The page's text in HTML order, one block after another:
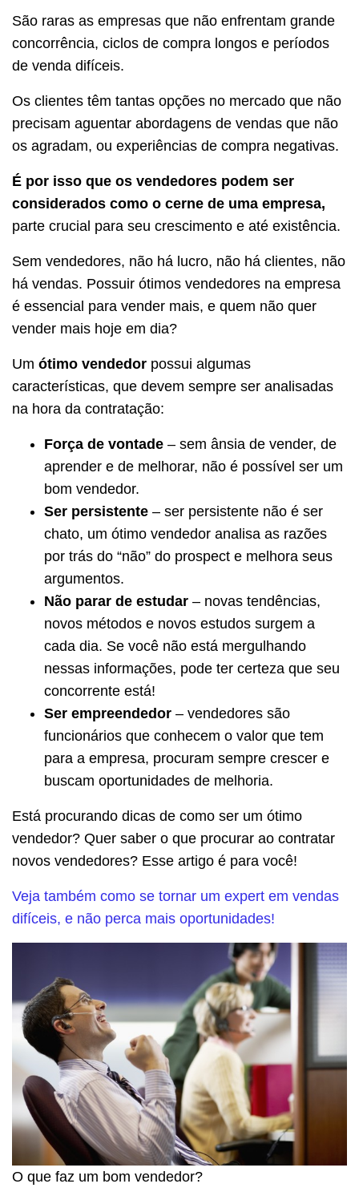
São raras as empresas que não enfrentam grande
concorrência, ciclos de compra longos e períodos
de venda difíceis.
Os clientes têm tantas opções no mercado que não
precisam aguentar abordagens de vendas que não
os agradam, ou experiências de compra negativas.
É por isso que os vendedores podem ser
considerados como o cerne de uma empresa,
parte crucial para seu crescimento e até existência.
Sem vendedores, não há lucro, não há clientes, não
há vendas. Possuir ótimos vendedores na empresa
é essencial para vender mais, e quem não quer
vender mais hoje em dia?
Um ótimo vendedor possui algumas
características, que devem sempre ser analisadas
na hora da contratação:
Força de vontade – sem ânsia de vender, de
aprender e de melhorar, não é possível ser um
bom vendedor.
Ser persistente – ser persistente não é ser
chato, um ótimo vendedor analisa as razões
por trás do “não” do prospect e melhora seus
argumentos.
Não parar de estudar – novas tendências,
novos métodos e novos estudos surgem a
cada dia. Se você não está mergulhando
nessas informações, pode ter certeza que seu
concorrente está!
Ser empreendedor – vendedores são
funcionários que conhecem o valor que tem
para a empresa, procuram sempre crescer e
buscam oportunidades de melhoria.
Está procurando dicas de como ser um ótimo
vendedor? Quer saber o que procurar ao contratar
novos vendedores? Esse artigo é para você!
Veja também como se tornar um expert em vendas
difíceis, e não perca mais oportunidades!
O que faz um bom vendedor?